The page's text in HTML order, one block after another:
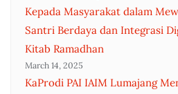
Kepada Masyarakat dalam
Santri Berdaya dan Integrasi
Kitab Ramadhan
March 14, 2025
KaProdi PAI IAIM Lumajang